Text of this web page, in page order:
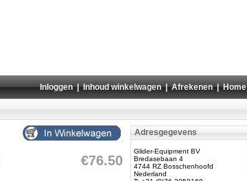
Inloggen|Inhoud winkelwagen|Afrekenen|Home
€76.50
Adresgegevens
Glider-Equipment BV
Bredasebaan 4
4744 RZ Bosschenhoofd
Nederland